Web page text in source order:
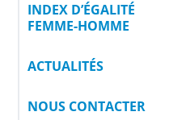
INDEX D’ÉGALITÉ
FEMME-HOMME
ACTUALITÉS
NOUS CONTACTER